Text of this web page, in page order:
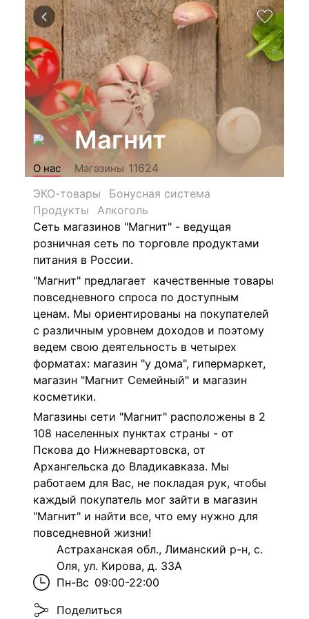
Магнит
О нас Магазины 11624
ЭКО-товары
Бонусная система
Продукты
Алкоголь
Сеть магазинов "Магнит" - ведущая
розничная сеть по торговле продуктами
питания в России.
"Магнит" предлагает качественные товары
повседневного спроса по доступным
ценам. Мы ориентированы на покупателей
с различным уровнем доходов и поэтому
ведем свою деятельность в четырех
форматах: магазин "у дома", гипермаркет,
магазин "Магнит Семейный" и магазин
косметики.
Магазины сети "Магнит" расположены в 2
108 населенных пунктах страны - от
Пскова до Нижневартовска, от
Архангельска до Владикавказа. Мы
работаем для Вас, не покладая рук, чтобы
каждый покупатель мог зайти в магазин
"Магнит" и найти все, что ему нужно для
повседневной жизни!
Астраханская обл., Лиманский р-н, с.
Оля, ул. Кирова, д. 33А
Пн-Вс 09:00-22:00
Поделиться